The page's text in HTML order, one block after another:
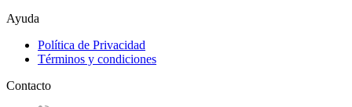
Ayuda
Política de Privacidad
Términos y condiciones
Contacto